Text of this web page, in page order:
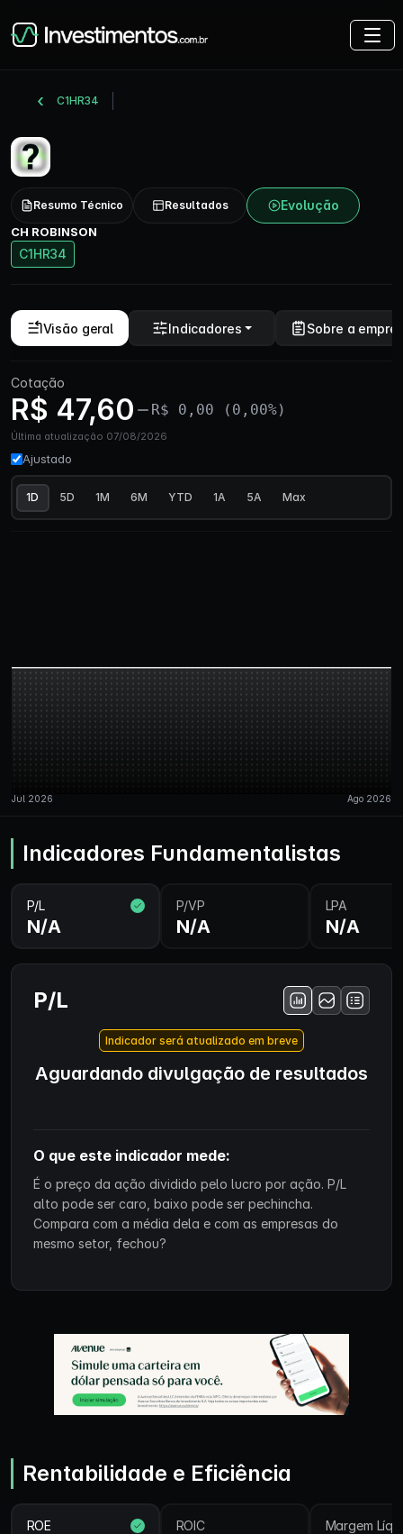
C1HR34
Resumo Técnico Resultados Evolução
CH ROBINSON
C1HR34
Visão geral Indicadores Sobre a
Cotação
R$ 47,60 R$ 0,00 (0,00%)
Última atualização 07/08/2026
Ajustado
1D 5D 1M 6M YTD 1A 5A Max
Indicadores Fundamentalistas
P/L
N/A
P/VP
N/A
LPA
N/A
P/L
Indicador será atualizado em breve
Aguardando divulgação de resultados
O que este indicador mede:
É o preço da ação dividido pelo lucro por ação. P/L
alto pode ser caro, baixo pode ser pechincha.
Compara com a média dela e com as empresas do
mesmo setor, fechou?
Rentabilidade e Eficiência
ROE ROIC Margem